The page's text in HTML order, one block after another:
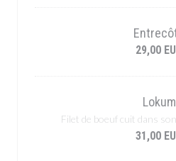
29,00
Lokum
Filet de boeuf cuit dans
31,00